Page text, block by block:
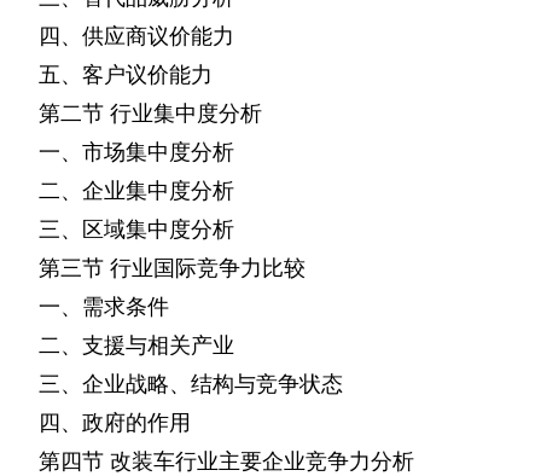
四、供应商议价能力
五、客户议价能力
第二节 行业集中度分析
一、市场集中度分析
二、企业集中度分析
三、区域集中度分析
第三节 行业国际竞争力比较
一、需求条件
二、支援与相关产业
三、企业战略、结构与竞争状态
四、政府的作用
第四节 改装车行业主要企业竞争力分析